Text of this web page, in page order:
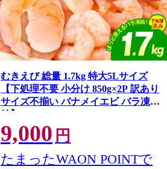
むきえび 総量 1.7kg 特大5Lサイズ
【下処理不要 小分け 850g×2P 訳あり
サイズ不揃い バナメイエビ バラ凍
結】 G4142
9,000 円
たまったWAON POINTで